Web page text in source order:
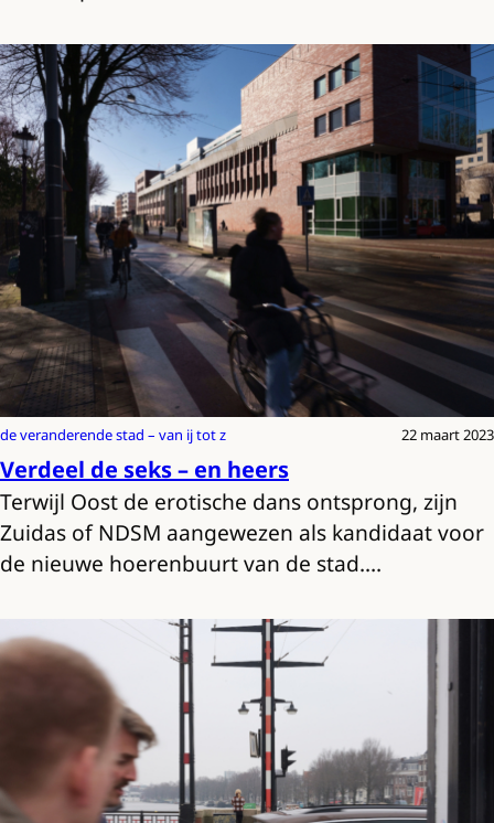
de veranderende stad – van ij tot z 22 maart 2023
Verdeel de seks – en heers
Terwijl Oost de erotische dans ontsprong, zijn
Zuidas of NDSM aangewezen als kandidaat voor
de nieuwe hoerenbuurt van de stad.…